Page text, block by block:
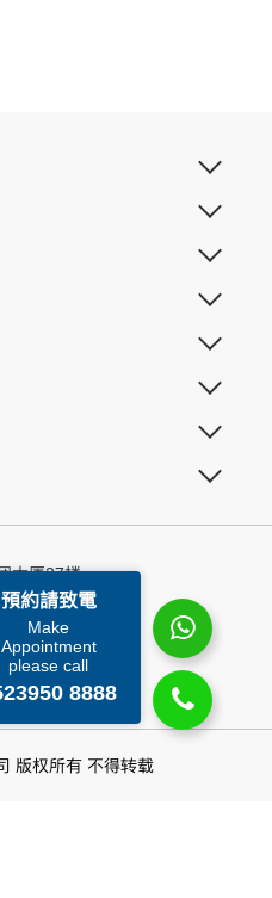
預約請致電
Make
Appointment
please call
8888
大厦27楼
Linkedin
人资料收集声明
版权所有 不得转载